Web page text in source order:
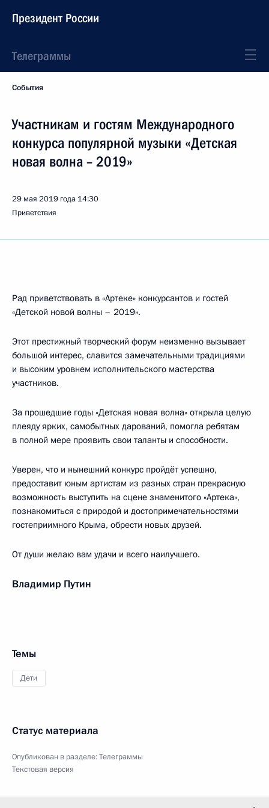
Президент России
Телеграммы
События
Участникам и гостям Международного
конкурса популярной музыки «Детская
новая волна – 2019»
29 мая 2019 года 14:30
Приветствия
Рад приветствовать в «Артеке» конкурсантов и гостей
«Детской новой волны – 2019».
Этот престижный творческий форум неизменно вызывает
большой интерес, славится замечательными традициями
и высоким уровнем исполнительского мастерства
участников.
За прошедшие годы «Детская новая волна» открыла целую
плеяду ярких, самобытных дарований, помогла ребятам
в полной мере проявить свои таланты и способности.
Уверен, что и нынешний конкурс пройдёт успешно,
предоставит юным артистам из разных стран прекрасную
возможность выступить на сцене знаменитого «Артека»,
познакомиться с природой и достопримечательностями
гостеприимного Крыма, обрести новых друзей.
От души желаю вам удачи и всего наилучшего.
Владимир Путин
Темы
Дети
Статус материала
Опубликован в разделе:Телеграммы
Текстовая версия